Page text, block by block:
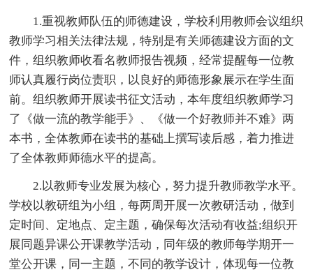
1.重视教师队伍的师德建设，学校利用教师会议组织
教师学习相关法律法规，特别是有关师德建设方面的文
件，组织教师收看名教师报告视频，经常提醒每一位教
师认真履行岗位责职，以良好的师德形象展示在学生面
前。组织教师开展读书征文活动，本年度组织教师学习
了《做一流的教学能手》、《做一个好教师并不难》两
本书，全体教师在读书的基础上撰写读后感，着力推进
了全体教师师德水平的提高。
2.以教师专业发展为核心，努力提升教师教学水平。
学校以教研组为小组，每两周开展一次教研活动，做到
定时间、定地点、定主题，确保每次活动有收益;组织开
展同题异课公开课教学活动，同年级的教师每学期开一
堂公开课，同一主题，不同的教学设计，体现每一位教